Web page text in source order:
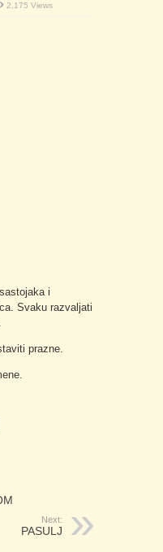
2,175 Views
i
Svaku razvaljati
prazne.
Next:
PASULJ